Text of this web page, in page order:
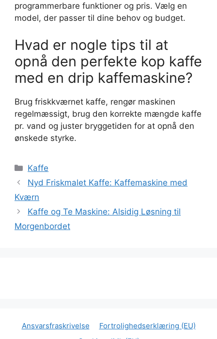
programmerbare funktioner og pris. Vælg en
model, der passer til dine behov og budget.
Hvad er nogle tips til at
opnå den perfekte kop kaffe
med en drip kaffemaskine?
Brug friskkværnet kaffe, rengør maskinen
regelmæssigt, brug den korrekte mængde kaffe
pr. vand og juster bryggetiden for at opnå den
ønskede styrke.
Kategorier
Kaffe
Nyd Friskmalet Kaffe: Kaffemaskine med
Kværn
Kaffe og Te Maskine: Alsidig Løsning til
Morgenbordet
Ansvarsfraskrivelse
Fortrolighedserklæring (EU)